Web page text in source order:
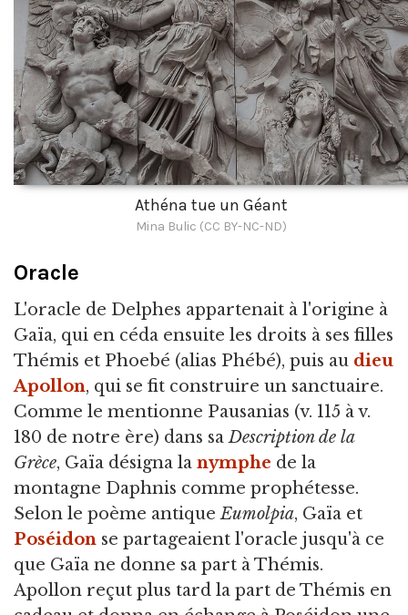
Athéna tue un Géant
Mina Bulic (CC BY-NC-ND)
Oracle
L'oracle de Delphes appartenait à l'origine à
Gaïa, qui en céda ensuite les droits à ses filles
Thémis et Phoebé (alias Phébé), puis au dieu
Apollon, qui se fit construire un sanctuaire.
Comme le mentionne Pausanias (v. 115 à v.
180 de notre ère) dans saDescription de la
Grèce, Gaïa désigna la nymphe de la
montagne Daphnis comme prophétesse.
Selon le poème antiqueEumolpia, Gaïa et
Poséidon se partageaient l'oracle jusqu'à ce
que Gaïa ne donne sa part à Thémis.
Apollon reçut plus tard la part de Thémis en